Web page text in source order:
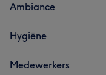
Ambiance
Hygiëne
Medewerkers